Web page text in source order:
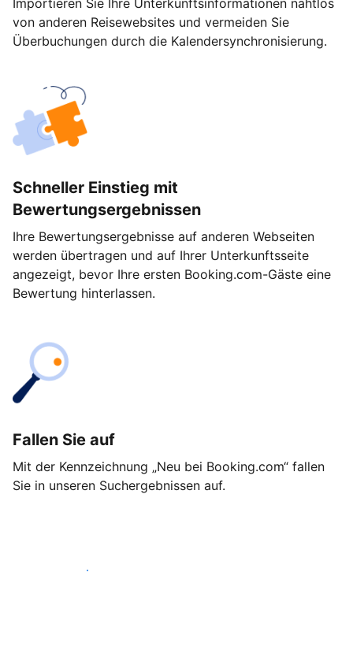
Importieren Sie Ihre Unterkunftsinformationen nahtlos
von anderen Reisewebsites und vermeiden Sie
Überbuchungen durch die Kalendersynchronisierung.
Schneller Einstieg mit
Bewertungsergebnissen
Ihre Bewertungsergebnisse auf anderen Webseiten
werden übertragen und auf Ihrer Unterkunftsseite
angezeigt, bevor Ihre ersten Booking.com-Gäste eine
Bewertung hinterlassen.
Fallen Sie auf
Mit der Kennzeichnung „Neu bei Booking.com“ fallen
Sie in unseren Suchergebnissen auf.
Noch heute loslegen